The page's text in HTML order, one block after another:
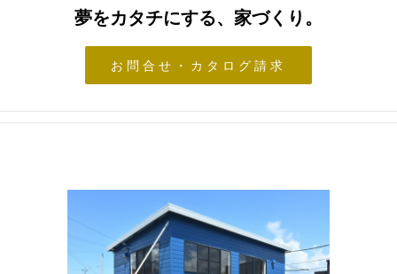
夢をカタチにする、家づくり。
お問合せ・カタログ請求